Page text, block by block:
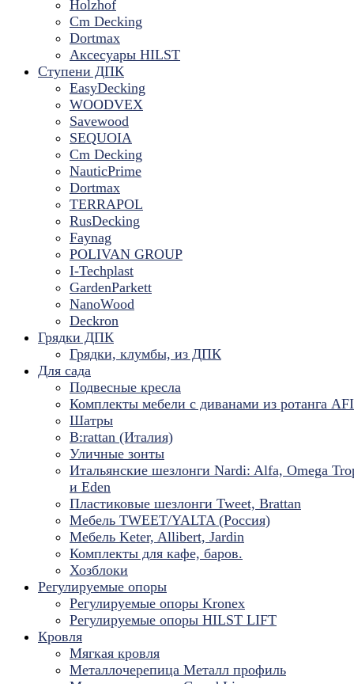
Holzhof
Cm Decking
Dortmax
Аксесуары HILST
Ступени ДПК
EasyDecking
WOODVEX
Savewood
SEQUOIA
Cm Decking
NauticPrime
Dortmax
TERRAPOL
RusDecking
Faynag
POLIVAN GROUP
I-Techplast
GardenParkett
NanoWood
Deckron
Грядки ДПК
Грядки, клумбы, из ДПК
Для сада
Подвесные кресла
Комплекты мебели с диванами из ротанга
Шатры
B:rattan (Италия)
Уличные зонты
Итальянские шезлонги Nardi: Alfa, Omega
и Eden
Пластиковые шезлонги Tweet, Brattan
Мебель TWEET/YALTA (Россия)
Мебель Keter, Allibert, Jardin
Комплекты для кафе, баров.
Хозблоки
Регулируемые опоры
Регулируемые опоры Kronex
Регулируемые опоры HILST LIFT
Кровля
Мягкая кровля
Металлочерепица Металл профиль